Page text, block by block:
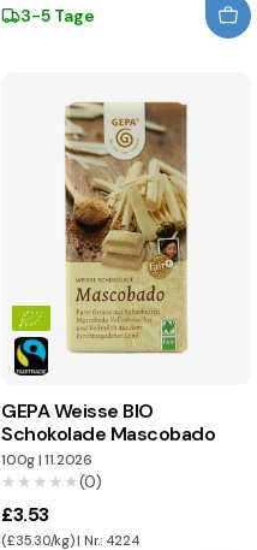
3-5 Tage
GEPA Weisse BIO
Schokolade Mascobado
100g|11.2026
★★★★★
★★★★★(0)
£3.53
(£35.30/kg) | Nr.: 4224